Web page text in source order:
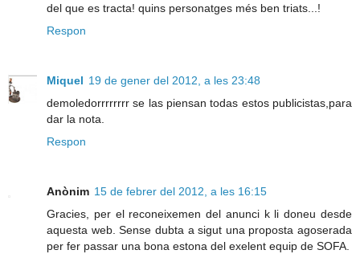
del que es tracta! quins personatges més ben triats...!
Respon
Miquel 19 de gener del 2012, a les 23:48
demoledorrrrrrrr se las piensan todas estos publicistas,para
dar la nota.
Respon
Anònim 15 de febrer del 2012, a les 16:15
Gracies, per el reconeixemen del anunci k li doneu desde
aquesta web. Sense dubta a sigut una proposta agoserada
per fer passar una bona estona del exelent equip de SOFA.